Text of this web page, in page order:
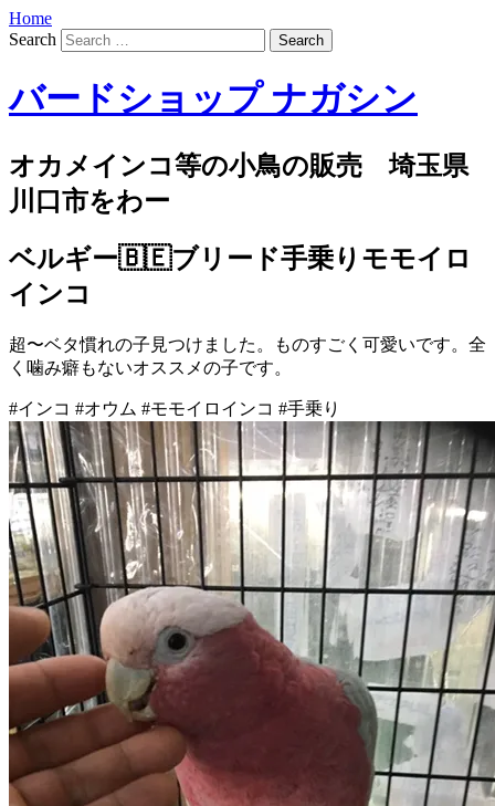
Home
Search
バードショップ ナガシン
オカメインコ等の小鳥の販売 埼玉県
川口市をわー
ベルギー🇧🇪ブリード手乗りモモイロ
インコ
超〜ベタ慣れの子見つけました。ものすごく可愛いです。全
く噛み癖もないオススメの子です。
#インコ #オウム #モモイロインコ #手乗り